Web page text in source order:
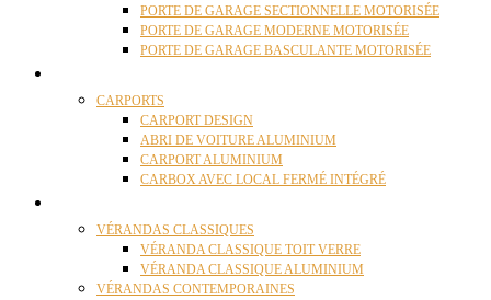
PORTE DE GARAGE SECTIONNELLE MOTORISÉE
PORTE DE GARAGE MODERNE MOTORISÉE
PORTE DE GARAGE BASCULANTE MOTORISÉE
CARPORTS
CARPORT DESIGN
ABRI DE VOITURE ALUMINIUM
CARPORT ALUMINIUM
CARBOX AVEC LOCAL FERMÉ INTÉGRÉ
VÉRANDAS CLASSIQUES
VÉRANDA CLASSIQUE TOIT VERRE
VÉRANDA CLASSIQUE ALUMINIUM
VÉRANDAS CONTEMPORAINES